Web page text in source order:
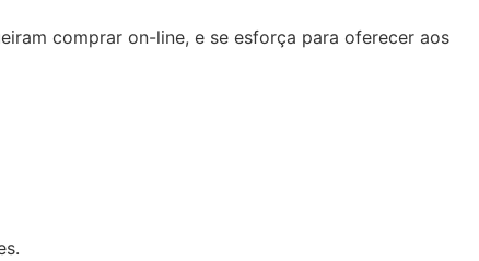
comprar on-line, e se esforça para oferecer aos